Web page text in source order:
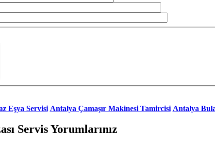
Eşya Servisi Antalya Çamaşır Makinesi Tamircisi Antalya
Servis Yorumlarınız